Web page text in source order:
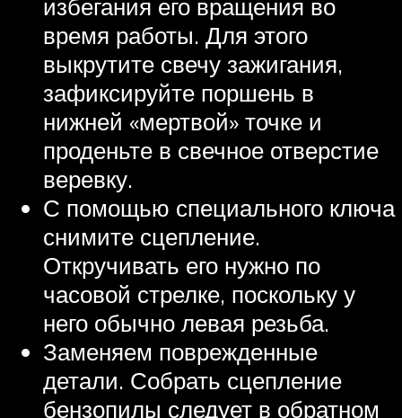
избегания его вращения во
время работы. Для этого
выкрутите свечу зажигания,
зафиксируйте поршень в
нижней «мертвой» точке и
проденьте в свечное отверстие
веревку.
С помощью специального ключа
снимите сцепление.
Откручивать его нужно по
часовой стрелке, поскольку у
него обычно левая резьба.
Заменяем поврежденные
детали. Собрать сцепление
бензопилы следует в обратном